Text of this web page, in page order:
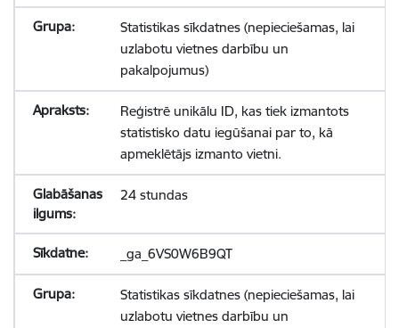
Statistikas sīkdatnes (nepieciešamas, lai
uzlabotu vietnes darbību un
pakalpojumus)
Reģistrē unikālu ID, kas tiek izmantots
statistisko datu iegūšanai par to, kā
apmeklētājs izmanto vietni.
24 stundas
_ga_6VS0W6B9QT
Statistikas sīkdatnes (nepieciešamas, lai
uzlabotu vietnes darbību un